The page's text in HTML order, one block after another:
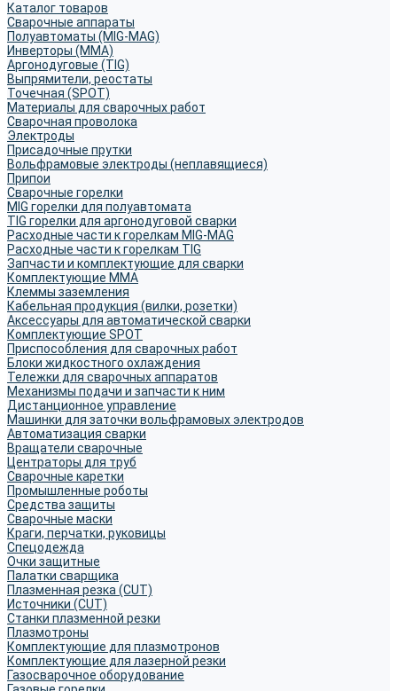
Каталог товаров
Сварочные аппараты
Полуавтоматы (MIG-MAG)
Инверторы (MMA)
Аргонодуговые (TIG)
Выпрямители, реостаты
Точечная (SPOT)
Материалы для сварочных работ
Сварочная проволока
Электроды
Присадочные прутки
Вольфрамовые электроды (неплавящиеся)
Припои
Сварочные горелки
MIG горелки для полуавтомата
TIG горелки для аргонодуговой сварки
Расходные части к горелкам MIG-MAG
Расходные части к горелкам TIG
Запчасти и комплектующие для сварки
Комплектующие ММА
Клеммы заземления
Кабельная продукция (вилки, розетки)
Аксессуары для автоматической сварки
Комплектующие SPOT
Приспособления для сварочных работ
Блоки жидкостного охлаждения
Тележки для сварочных аппаратов
Механизмы подачи и запчасти к ним
Дистанционное управление
Машинки для заточки вольфрамовых электродов
Автоматизация сварки
Вращатели сварочные
Центраторы для труб
Сварочные каретки
Промышленные роботы
Средства защиты
Сварочные маски
Краги, перчатки, руковицы
Спецодежда
Очки защитные
Палатки сварщика
Плазменная резка (CUT)
Источники (CUT)
Станки плазменной резки
Плазмотроны
Комплектующие для плазмотронов
Комплектующие для лазерной резки
Газосварочное оборудование